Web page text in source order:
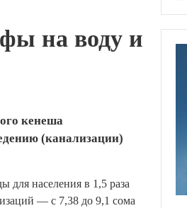
на воду и
кенеша
(канализации)
для населения в 1,5 раза
— с 7,38 до 9,1 сома